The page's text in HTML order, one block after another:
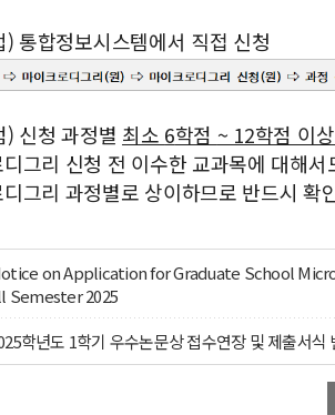
통합정보시스템에서 직접 신청
신청 과정별 최소 6학점 ~ 12학점 이
그리 신청 전 이수한 교과목에 대해서
그리 과정별로 상이하므로 반드시 확
on Application for Graduate School
Semester 2025
학년도 1학기 우수논문상 접수연장 및 제출서식